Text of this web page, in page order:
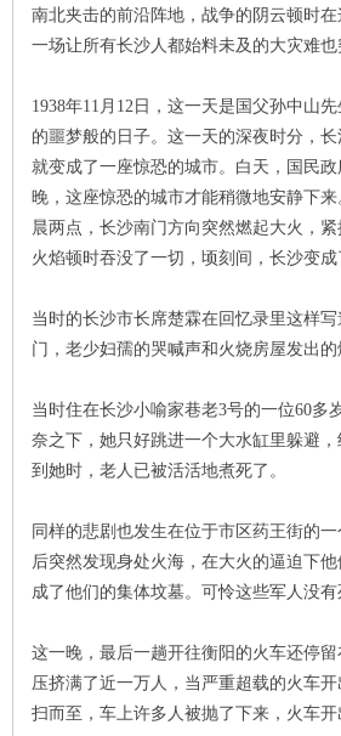
南北夹击的前沿阵地，战争的阴云顿时
一场让所有长沙人都始料未及的大灾难也
1938年11月12日，这一天是国父孙中山
的噩梦般的日子。这一天的深夜时分，
就变成了一座惊恐的城市。白天，国民
晚，这座惊恐的城市才能稍微地安静下
晨两点，长沙南门方向突然燃起大火，
火焰顿时吞没了一切，顷刻间，长沙变成
当时的长沙市长席楚霖在回忆录里这样
门，老少妇孺的哭喊声和火烧房屋发出
当时住在长沙小喻家巷老3号的一位60
奈之下，她只好跳进一个大水缸里躲避
到她时，老人已被活活地煮死了。
同样的悲剧也发生在位于市区药王街的
后突然发现身处火海，在大火的逼迫下
成了他们的集体坟墓。可怜这些军人没
这一晚，最后一趟开往衡阳的火车还停
压挤满了近一万人，当严重超载的火车
扫而至，车上许多人被抛了下来，火车